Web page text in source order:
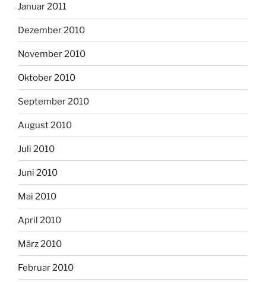
Januar 2011
Dezember 2010
November 2010
Oktober 2010
September 2010
August 2010
Juli 2010
Juni 2010
Mai 2010
April 2010
März 2010
Februar 2010